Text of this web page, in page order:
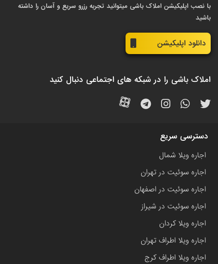
با نصب اپلیکیشن املاک باشی میتوانید تجربه رزرو سریع و آسان را داشته
باشید
دانلود اپلیکیشن
املاک باشی را در شبکه های اجتماعی دنبال کنید
دسترسی سریع
اجاره ویلا شمال
اجاره سوئیت در تهران
اجاره سوئیت در اصفهان
اجاره سوئیت در شیراز
اجاره ویلا کردان
اجاره ویلا اطراف تهران
اجاره ویلا اطراف کرج